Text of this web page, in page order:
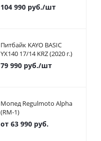
104 990руб./шт
Питбайк KAYO BASIC
YX140 17/14 KRZ (2020 г.)
79 990руб./шт
Мопед Regulmoto Alpha
(RM-1)
от 63 990 руб.